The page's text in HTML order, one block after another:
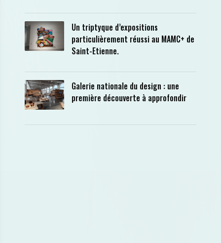
Un triptyque d’expositions
particulièrement réussi au MAMC+ de
Saint-Etienne.
Galerie nationale du design : une
première découverte à approfondir